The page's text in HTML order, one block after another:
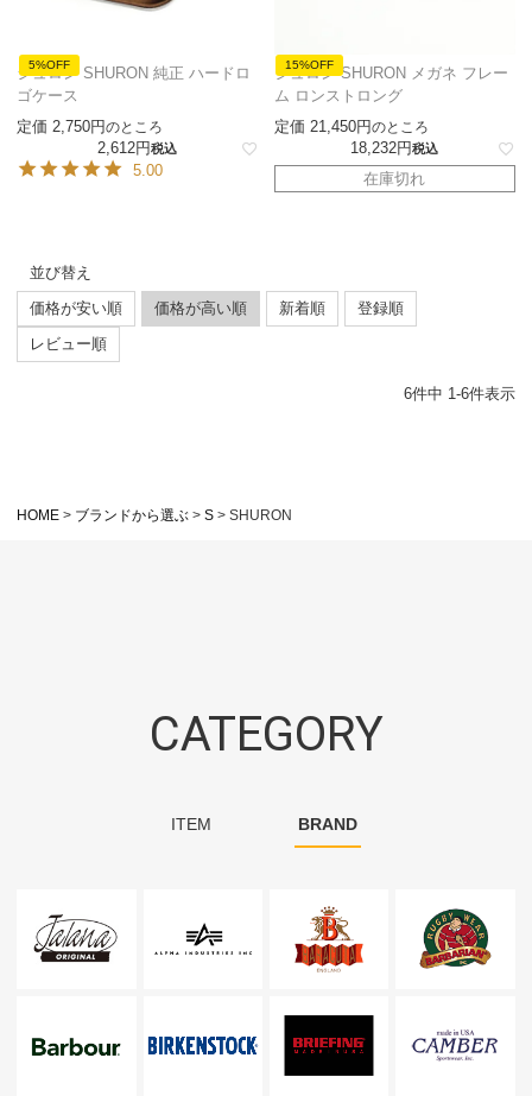
5%OFF
シュロン SHURON 純正 ハードロ
ゴケース
定価 2,750 のところ
2,612 税込
5.00
15%OFF
シュロン SHURON メガネ フレー
ム ロンストロング
定価 21,450 のところ
18,232 税込
在庫切れ
並び替え
価格が安い順
価格が高い順 新着順
登録順
レビュー順
6件中 1-6件表示
HOME ブランドから選ぶ S SHURON
CATEGORY
ITEM BRAND